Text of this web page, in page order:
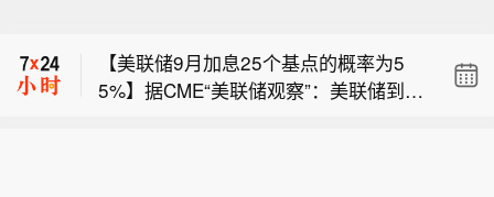
【美联储9月加息25个基点的概率为5
5%】据CME“美联储观察”：美联储到9